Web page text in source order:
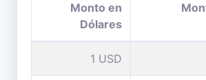
Monto en
Dólares
1 USD